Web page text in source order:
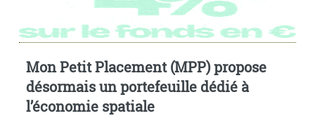
Mon Petit Placement (MPP) propose
désormais un portefeuille dédié à
l’économie spatiale